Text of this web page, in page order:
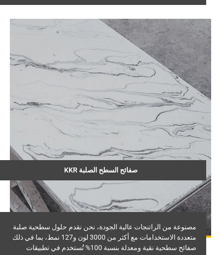
صفائح السطح الصلبة KKR
مصنوعة من الراتنجات عالية الجودة، نحن نقدم حلول سطحية صلبة
متعددة الاستخدامات مع أكثر من 3000 لون و127 نمط، بما في ذلك
صفائح سطحية نقية ومعدلة بنسبة 100% تُستخدم في تطبيقات